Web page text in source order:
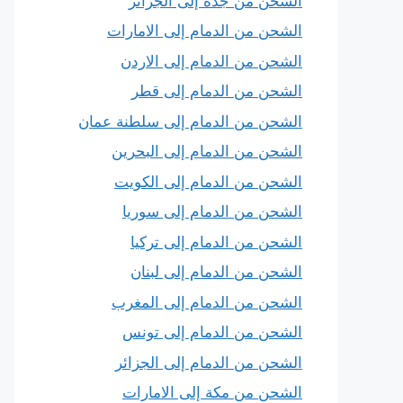
الشحن من الدمام إلى الامارات
الشحن من الدمام إلى الاردن
الشحن من الدمام إلى قطر
الشحن من الدمام إلى سلطنة عمان
الشحن من الدمام إلى البحرين
الشحن من الدمام إلى الكويت
الشحن من الدمام إلى سوريا
الشحن من الدمام إلى تركيا
الشحن من الدمام إلى لبنان
الشحن من الدمام إلى المغرب
الشحن من الدمام إلى تونس
الشحن من الدمام إلى الجزائر
الشحن من مكة إلى الامارات